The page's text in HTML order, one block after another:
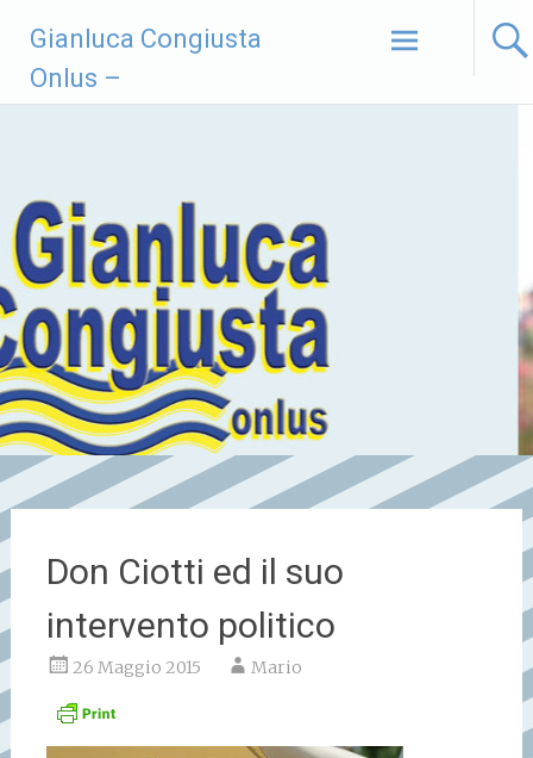
contenuto
Gianluca Congiusta
Onlus –
Don Ciotti ed il suo
intervento politico
26 Maggio 2015 Mario